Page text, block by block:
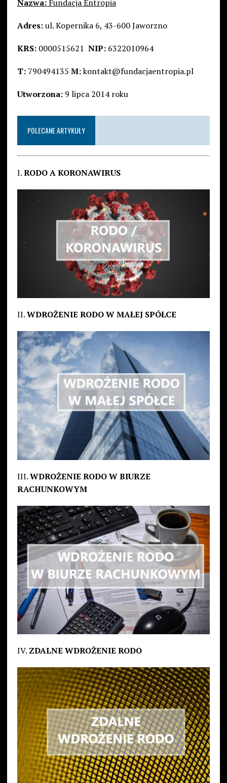
Nazwa:Fundacja Entropia
Adres:ul. Kopernika 6, 43-600 Jaworzno
KRS: 0000515621 NIP: 6322010964
T:790494135 M:kontakt@fundacjaentropia.pl
Utworzona:9 lipca 2014 roku
POLECANE ARTYKUŁY
I.RODO A KORONAWIRUS
II.WDROŻENIE RODO W MAŁEJ SPÓŁCE
III.WDROŻENIE RODO W BIURZE
RACHUNKOWYM
IV. ZDALNE WDROŻENIE RODO